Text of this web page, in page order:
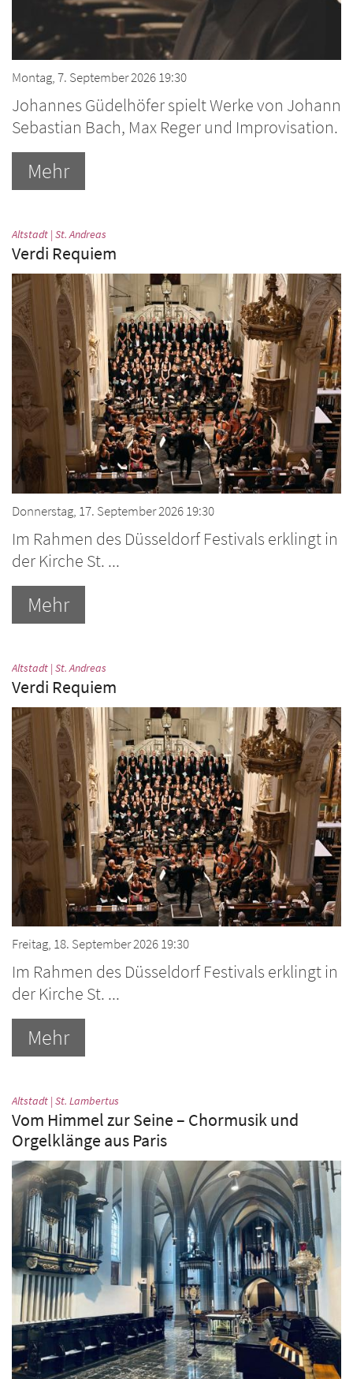
Montag, 7. September 2026 19:30
Johannes Güdelhöfer spielt Werke von Johann
Sebastian Bach, Max Reger und Improvisation.
Mehr
Altstadt | St. Andreas
Verdi Requiem
Donnerstag, 17. September 2026 19:30
Im Rahmen des Düsseldorf Festivals erklingt in
der Kirche St. ...
Mehr
Altstadt | St. Andreas
Verdi Requiem
Freitag, 18. September 2026 19:30
Im Rahmen des Düsseldorf Festivals erklingt in
der Kirche St. ...
Mehr
Altstadt | St. Lambertus
Vom Himmel zur Seine – Chormusik und
Orgelklänge aus Paris